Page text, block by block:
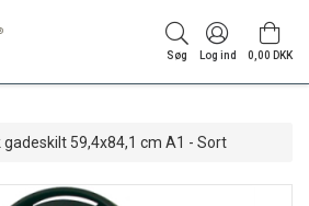
Søg Log ind 0,00 DKK
gadeskilt 59,4x84,1 cm A1 - Sort